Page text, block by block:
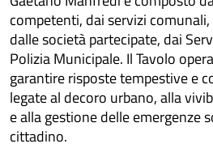
competenti, dai servizi
dalle società partecipate, dai
Polizia Municipale. Il Tavolo
garantire risposte tempestive e
legate al decoro urbano, alla
e alla gestione delle emergenze
cittadino.